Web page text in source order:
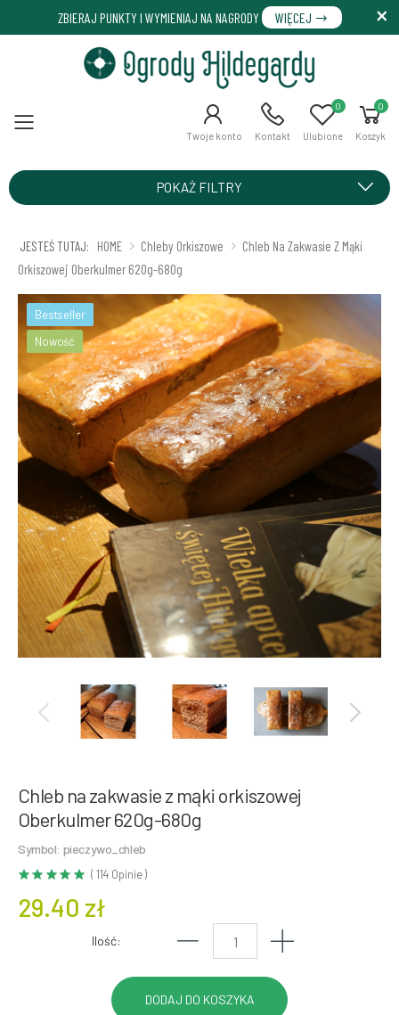
ZBIERAJ PUNKTY I WYMIENIAJ NA NAGRODY WIĘCEJ
Menu Twoje konto Kontakt Ulubione
0 0
Koszyk
POKAŻ FILTRY
JESTEŚ TUTAJ: HOME Chleby Orkiszowe
Chleb Na Zakwasie Z Mąki
Orkiszowej Oberkulmer 620g-680g
Bestseller
Nowość
Chleb na zakwasie z mąki orkiszowej
Oberkulmer 620g-680g
Symbol: pieczywo_chleb
( 114 Opinie )
29.40 zł
Ilość: